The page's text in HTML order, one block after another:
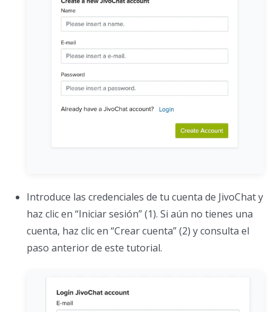
Introduce las credenciales de tu cuenta de JivoChat y
haz clic en “Iniciar sesión” (1). Si aún no tienes una
cuenta, haz clic en “Crear cuenta” (2) y consulta el
paso anterior de este tutorial.